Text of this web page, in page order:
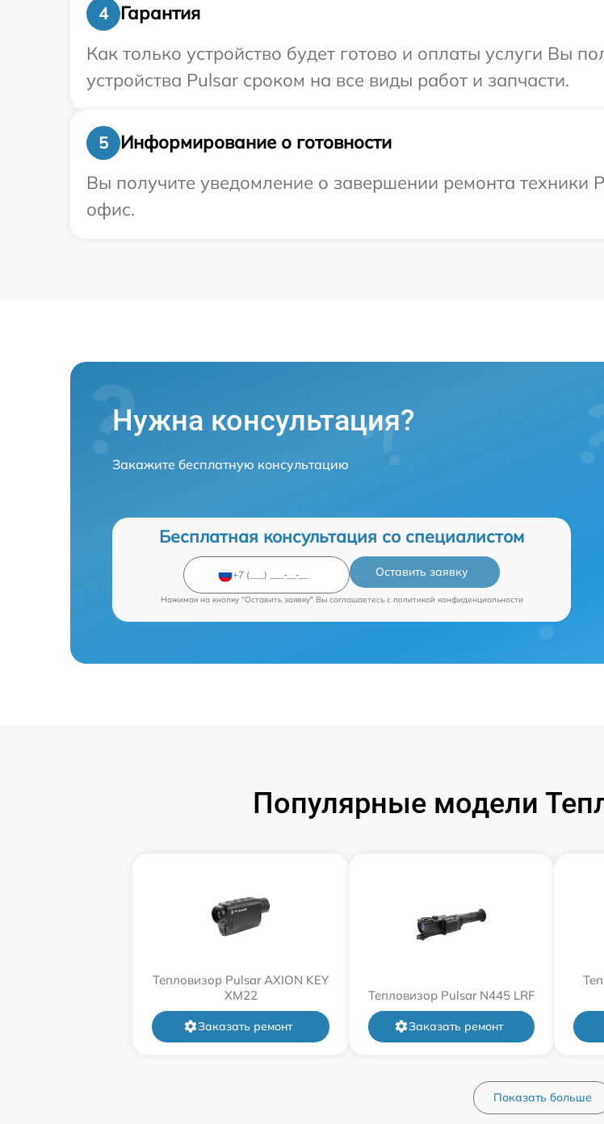
4
Гарантия
Как только устройство будет готово и оплаты услуги Вы
устройства Pulsar сроком на все виды работ и запчасти.
5
Информирование о готовности
Вы получите уведомление о завершении ремонта техники
офис.
Нужна консультация?
Закажите бесплатную консультацию
Бесплатная консультация со специалистом
Оставить заявку
Нажимая на кнопку "Оставить заявку" Вы соглашаетесь c политикой конфиденциальности
Популярные модели
Тепловизор Pulsar AXION KEY
XM22
Заказать ремонт
Тепловизор Pulsar N445 LRF
Заказать ремонт
Показать больше